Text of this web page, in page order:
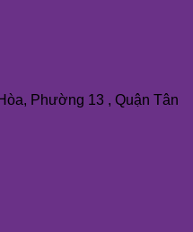
Phường 13 , Quận Tân